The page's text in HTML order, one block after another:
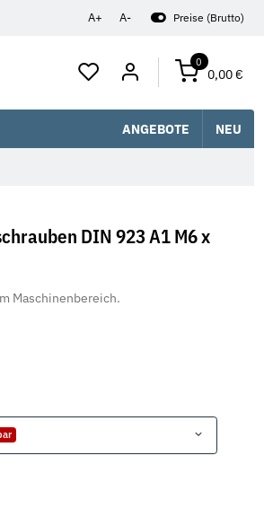
A+ A- Preise (Brutto)
0
0,00 €
ANGEBOTE NEU
DIN 923 A1 M6 x
Maschinenbereich.